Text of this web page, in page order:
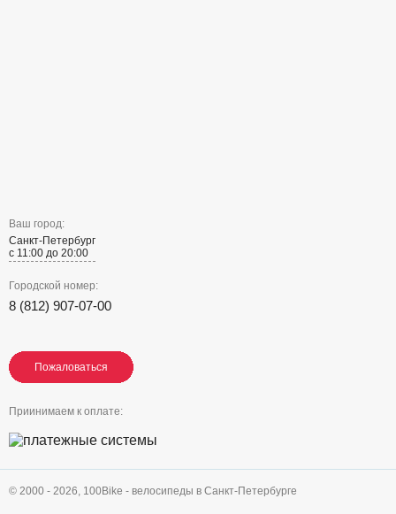
Ваш город:
Санкт-Петербург
с 11:00 до 20:00
Городской номер:
8 (812) 907-07-00
Пожаловаться
Пожаловаться
Пожаловаться
Приинимаем к оплате:
© 2000 - 2026, 100Bike - велосипеды в Санкт-Петербурге